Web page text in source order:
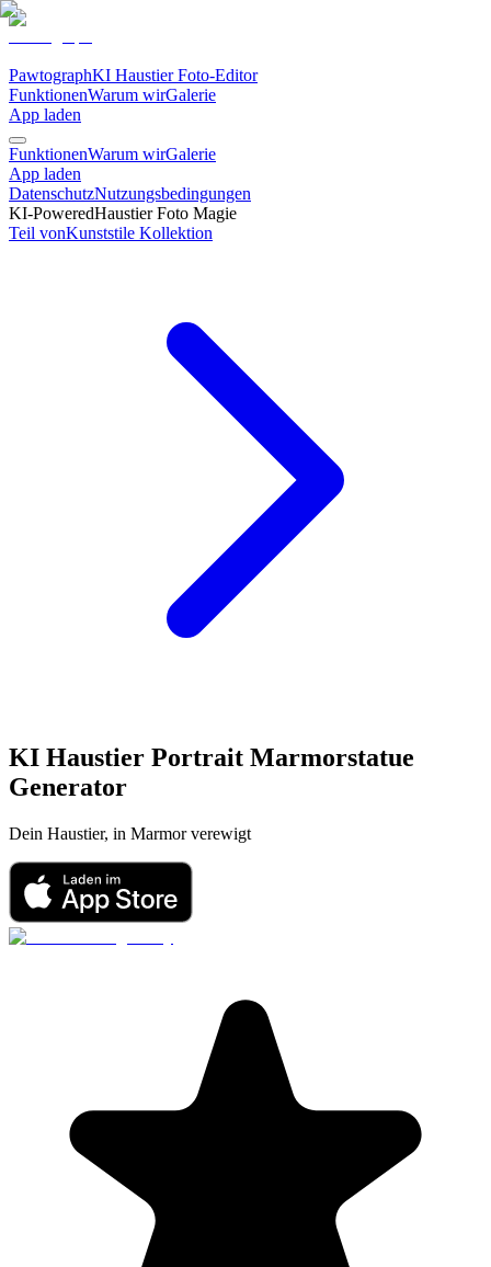
PawtographKI Haustier Foto-Editor
FunktionenWarum wirGalerie
App laden
FunktionenWarum wirGalerie
App laden
DatenschutzNutzungsbedingungen
KI-PoweredHaustier Foto Magie
Teil vonKunststile Kollektion
KI Haustier Portrait Marmorstatue
Generator
Dein Haustier, in Marmor verewigt